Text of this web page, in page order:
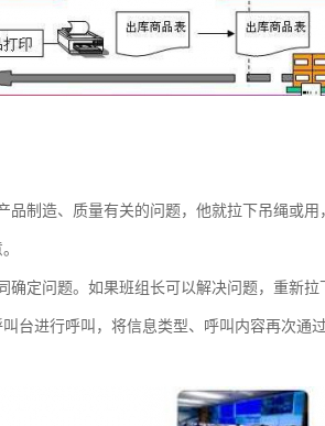
制造、质量有关的问题，他就拉下吊绳或
确定问题。如果班组长可以解决问题，重新
台进行呼叫，将信息类型、呼叫内容再次通